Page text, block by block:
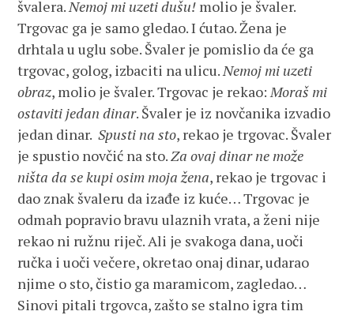
švalera.Nemoj mi uzeti dušu! molio je švaler.
Trgovac ga je samo gledao. I ćutao. Žena je
drhtala u uglu sobe. Švaler je pomislio da će ga
trgovac, golog, izbaciti na ulicu.Nemoj mi uzeti
obraz, molio je švaler. Trgovac je rekao:Moraš mi
ostaviti jedan dinar. Švaler je iz novčanika izvadio
jedan dinar.Spusti na sto, rekao je trgovac. Švaler
je spustio novčić na sto.Za ovaj dinar ne može
ništa da se kupi osim moja žena, rekao je trgovac i
dao znak švaleru da izađe iz kuće… Trgovac je
odmah popravio bravu ulaznih vrata, a ženi nije
rekao ni ružnu riječ. Ali je svakoga dana, uoči
ručka i uoči večere, okretao onaj dinar, udarao
njime o sto, čistio ga maramicom, zagledao…
Sinovi pitali trgovca, zašto se stalno igra tim